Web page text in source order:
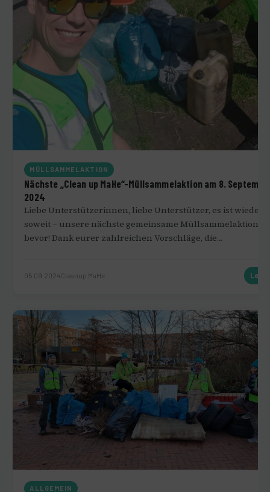
MÜLLSAMMELAKTION
Nächste „Clean up MaHe“-Müllsammelaktion am 8.
2024
Liebe Unterstützerinnen, liebe Unterstützer, es ist wieder
soweit – unsere nächste gemeinsame Müllsammelaktion
bevor! Dank eurer zahlreichen Vorschläge, die…
05.09.2024Cleanup MaHe
ALLGEMEIN